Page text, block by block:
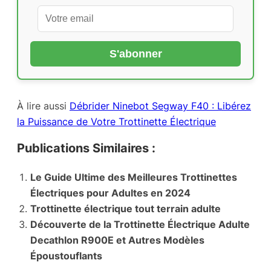
À lire aussi Débrider Ninebot Segway F40 : Libérez
la Puissance de Votre Trottinette Électrique
Publications Similaires :
Le Guide Ultime des Meilleures Trottinettes
Électriques pour Adultes en 2024
Trottinette électrique tout terrain adulte
Découverte de la Trottinette Électrique Adulte
Decathlon R900E et Autres Modèles
Époustouflants